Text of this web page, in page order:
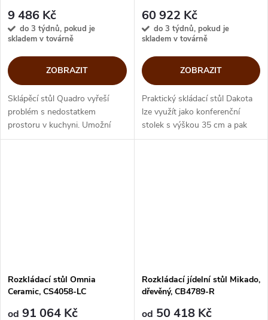
9 486 Kč
do 3 týdnů, pokud je
skladem v továrně
ZOBRAZIT
Sklápěcí stůl Quadro vyřeší
problém s nedostatkem
prostoru v kuchyni. Umožní
rychlé servírování snídaně či
60 922 Kč
do 3 týdnů, pokud je
skladem v továrně
ZOBRAZIT
Praktický skládací stůl Dakota
lze využít jako konferenční
stolek s výškou 35 cm a pak
jednoduchým pohybem jej
Rozkládací stůl Omnia
Ceramic, CS4058-LC
od 91 064 Kč
Rozkládací jídelní stůl Mikado,
dřevěný, CB4789-R
od 50 418 Kč